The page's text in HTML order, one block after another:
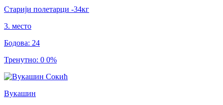
Старији полетарци -34кг
3. место
Бодова: 24
Тренутно: 0 0%
Вукашин